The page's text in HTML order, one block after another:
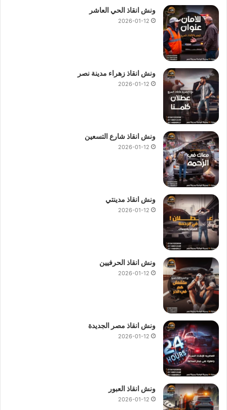
ونش انقاذ الحي العاشر
2026-01-12
ونش انقاذ زهراء مدينة نصر
2026-01-12
ونش انقاذ شارع التسعين
2026-01-12
ونش انقاذ مدينتي
2026-01-12
ونش انقاذ الحرفيين
2026-01-12
ونش انقاذ مصر الجديدة
2026-01-12
ونش انقاذ العبور
2026-01-12